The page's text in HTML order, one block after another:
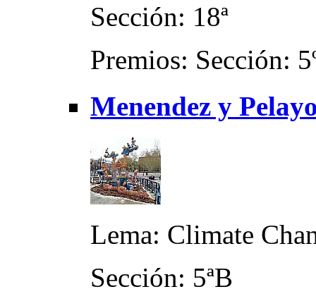
Sección: 18ª
Premios: Sección:
Menendez y
Lema: Climate
Sección: 5ªB